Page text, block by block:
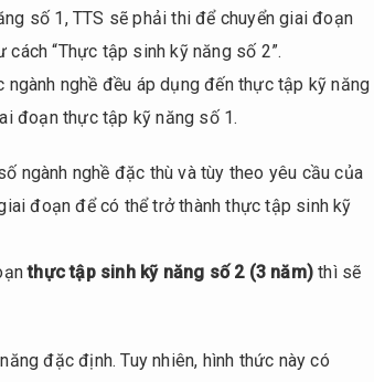
số 1, TTS sẽ phải thi để chuyển giai đoạn
“Thực tập sinh kỹ năng số 2”.
nghề đều áp dụng đến thực tập kỹ năng
đoạn thực tập kỹ năng số 1.
ngành nghề đặc thù và tùy theo yêu cầu của
đoạn để có thể trở thành thực tập sinh kỹ
thực tập sinh kỹ năng số 2 (3 năm) thì sẽ
đặc định. Tuy nhiên, hình thức này có